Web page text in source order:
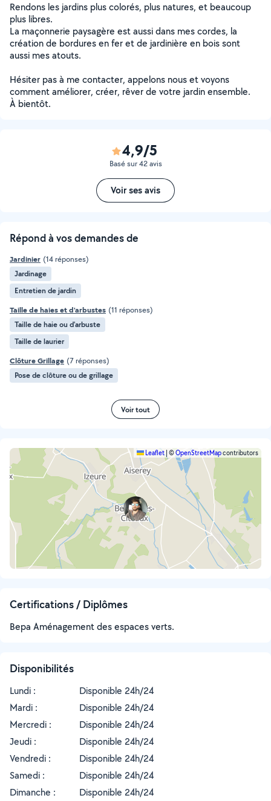
Rendons les jardins plus colorés, plus natures, et beaucoup
plus libres.
La maçonnerie paysagère est aussi dans mes cordes, la
création de bordures en fer et de jardinière en bois sont
aussi mes atouts.
Hésiter pas à me contacter, appelons nous et voyons
comment améliorer, créer, rêver de votre jardin ensemble.
À bientôt.
4,9/5
Basé sur 42 avis
Voir ses avis
Répond à vos demandes de
Jardinier (14 réponses)
Jardinage
Entretien de jardin
Taille de haies et d'arbustes (11 réponses)
Taille de haie ou d'arbuste
Taille de laurier
Clôture Grillage (7 réponses)
Pose de clôture ou de grillage
Voir tout
Leaflet ©OpenStreetMapcontributors
Certifications / Diplômes
Bepa Aménagement des espaces verts.
Disponibilités
Lundi :
Disponible 24h/24
Mardi :
Disponible 24h/24
Mercredi :
Disponible 24h/24
Jeudi :
Disponible 24h/24
Vendredi :
Disponible 24h/24
Samedi :
Disponible 24h/24
Dimanche :
Disponible 24h/24